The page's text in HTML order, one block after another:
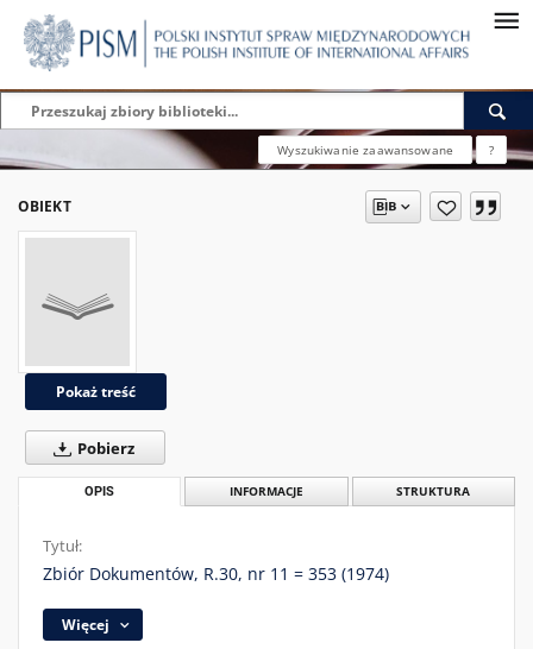
Wyszukiwanie zaawansowane ?
OBIEKT
Pokaż treść
Pobierz
OPIS INFORMACJE STRUKTURA
Tytuł:
Zbiór Dokumentów, R.30, nr 11 = 353 (1974)
Więcej